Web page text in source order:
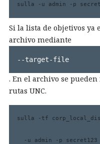
sulla -u admin -p
Si la lista de objetivos ya
archivo mediante
--target-file
. En el archivo se
rutas UNC.
sulla -tf
-u admin -p